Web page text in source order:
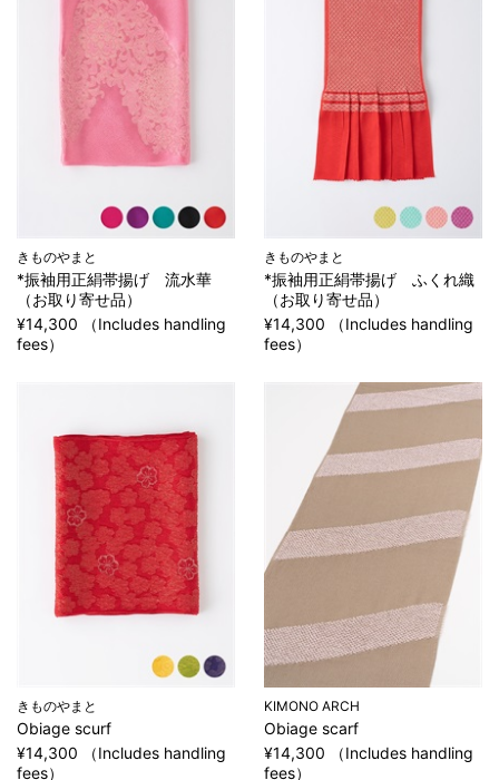
きものやまと
*振袖用正絹帯揚げ 流水華
（お取り寄せ品）
¥14,300 （Includes handling
fees）
きものやまと
*振袖用正絹帯揚げ ふくれ織
（お取り寄せ品）
¥14,300 （Includes handling
fees）
きものやまと
Obiage scurf
¥14,300 （Includes handling
fees）
KIMONO ARCH
Obiage scarf
¥14,300 （Includes handling
fees）